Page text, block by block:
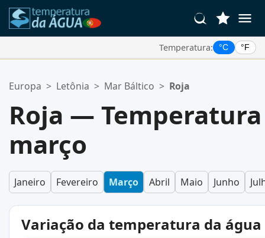
Temperatura: °C °F
Sua lista de favoritos está vazia.
Europa > Letônia > Mar Báltico > Roja
Roja —
março
Janeiro Fevereiro Março Abril Maio Junho
Variação da temperatura da água